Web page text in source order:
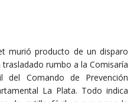
murió producto de un disparo
rumbo a la Comisaría
Comando de Prevención
La Plata. Todo indica